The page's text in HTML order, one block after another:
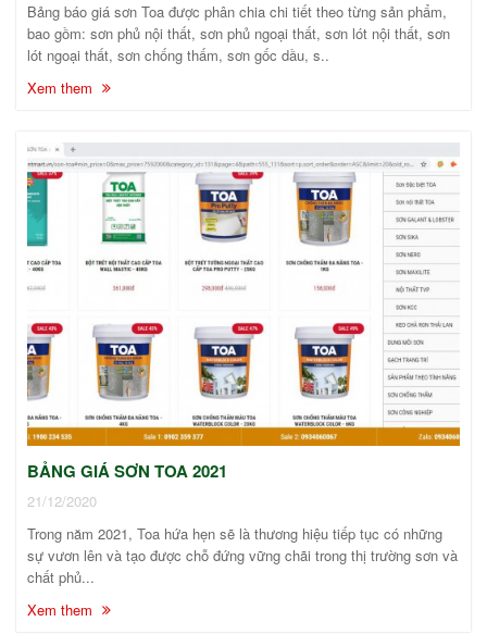
Bảng báo giá sơn Toa được phân chia chi tiết theo từng sản phẩm,
bao gồm: sơn phủ nội thất, sơn phủ ngoại thất, sơn lót nội thất, sơn
lót ngoại thất, sơn chống thấm, sơn gốc dầu, s..
Xem them
BẢNG GIÁ SƠN TOA 2021
21/12/2020
Trong năm 2021, Toa hứa hẹn sẽ là thương hiệu tiếp tục có những
sự vươn lên và tạo được chỗ đứng vững chãi trong thị trường sơn và
chất phủ...
Xem them